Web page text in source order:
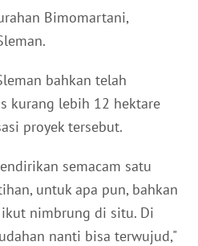
Bimomartani,
bahkan telah
kurang lebih 12 hektare
proyek tersebut.
semacam satu
untuk apa pun, bahkan
nimbrung di situ. Di
nanti bisa terwujud,"